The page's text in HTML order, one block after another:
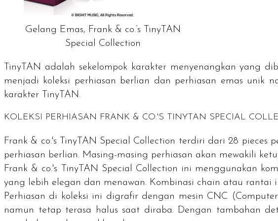
Gelang Emas, Frank & co.’s TinyTAN
Special Collection
TinyTAN adalah sekelompok karakter menyenangkan yang
menjadi koleksi perhiasan berlian dan perhiasan emas unik
karakter TinyTAN.
KOLEKSI PERHIASAN FRANK & CO.'S TINYTAN SPECIAL
Frank & co.'s TinyTAN Special Collection terdiri dari 28 pieces
perhiasan berlian. Masing-masing perhiasan akan mewakili
Frank & co.'s TinyTAN Special Collection ini menggunakan
yang lebih elegan dan menawan. Kombinasi chain atau rantai
Perhiasan di koleksi ini digrafir dengan mesin CNC (
namun tetap terasa halus saat diraba. Dengan tambahan